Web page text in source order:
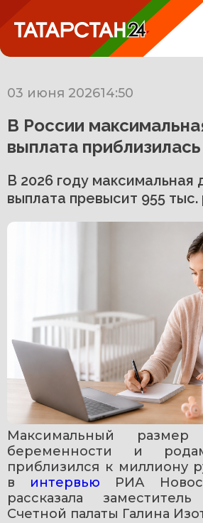
03 июня 202614:50
В России
выплата
В 2026 году максимальная
выплата превысит 955 тыс.
Максимальный
беременности и
приблизился к миллиону
в интервью РИА
рассказала
Счетной палаты Галина